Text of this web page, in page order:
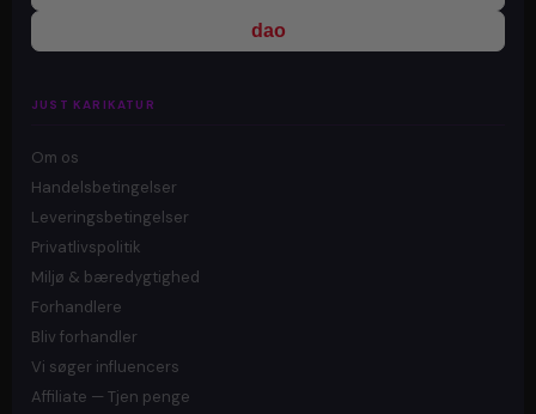
JUST KARIKATUR
Om os
Handelsbetingelser
Leveringsbetingelser
Privatlivspolitik
Miljø & bæredygtighed
Forhandlere
Bliv forhandler
Vi søger influencers
Affiliate — Tjen penge
dao